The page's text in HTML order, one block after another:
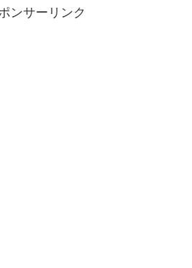
ンサーリンク